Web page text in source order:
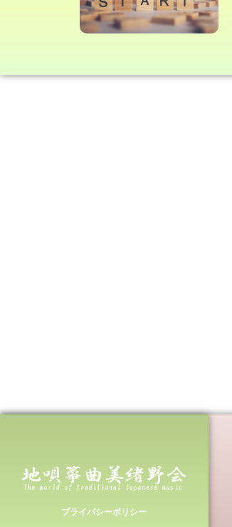
プライバシーポリシー